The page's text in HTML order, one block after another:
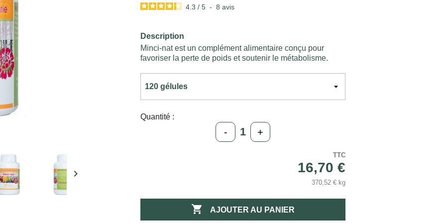

4.3 / 5 - 8avis
Description
Minci-nat est un complément alimentaire conçu pour
favoriser la perte de poids et soutenir le métabolisme.
Quantité :
- +
TTC
16,70 €
370,52 € kg
 AJOUTER AU PANIER